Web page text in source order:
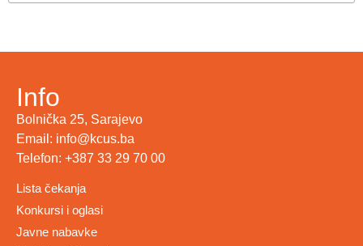
Info
Bolnička 25, Sarajevo
Email: info@kcus.ba
Telefon: +387 33 29 70 00
Lista čekanja
Konkursi i oglasi
Javne nabavke